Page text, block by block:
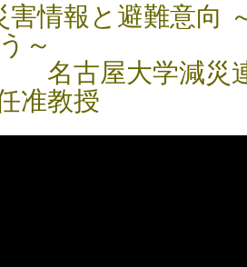
害情報と避難意向
～
学減災連携
准教授